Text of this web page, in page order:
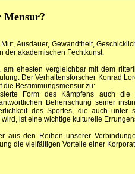
Mensur?
Ausdauer, Gewandtheit,
der akademischen Fechtkunst.
ehesten vergleichbar mit dem
Der Verhaltensforscher Konrad
die Bestimmungsmensur zu:
Form des Kämpfens auch die
Beherrschung seiner
des Sportes, die auch unter
ist eine wichtige kulturelle
aus den Reihen unserer
die vielfältigen Vorteile einer